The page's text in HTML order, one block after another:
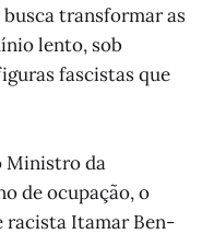
transformar as
lento, sob
fascistas que
Ministro da
de ocupação, o
racista Itamar Ben-